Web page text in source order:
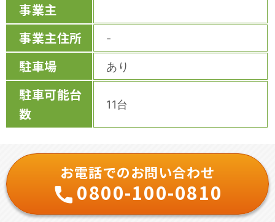
事業主
事業主住所
-
駐車場 あり
駐車可能台
数
11台
お電話でのお問い合わせ
0800-100-0810